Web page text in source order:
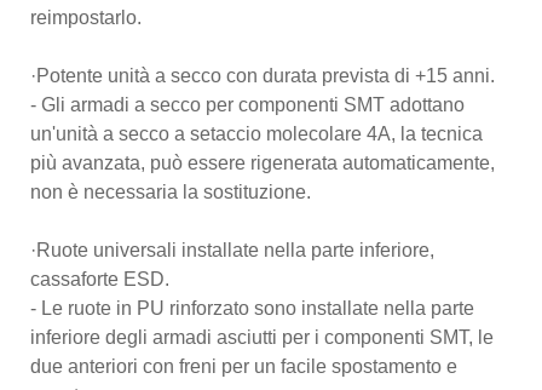
reimpostarlo.
·Potente unità a secco con durata prevista di +15 anni.
- Gli armadi a secco per componenti SMT adottano
un'unità a secco a setaccio molecolare 4A, la tecnica
più avanzata, può essere rigenerata automaticamente,
non è necessaria la sostituzione.
·Ruote universali installate nella parte inferiore,
cassaforte ESD.
- Le ruote in PU rinforzato sono installate nella parte
inferiore degli armadi asciutti per i componenti SMT, le
due anteriori con freni per un facile spostamento e